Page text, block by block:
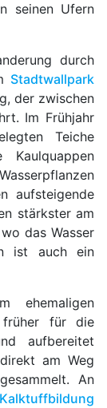
seinen Ufern
durch
Stadtwallpark
der zwischen
Im Frühjahr
Teiche
aufsteigende
stärkster am
das Wasser
ist auch ein
ehemaligen
früher für die
aufbereitet
am Weg
An
Kalktuffbildung